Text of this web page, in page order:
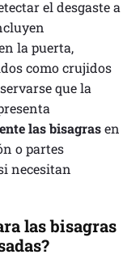
el desgaste a
la puerta,
como crujidos
que la
las bisagrasen
o partes
necesitan
las bisagras